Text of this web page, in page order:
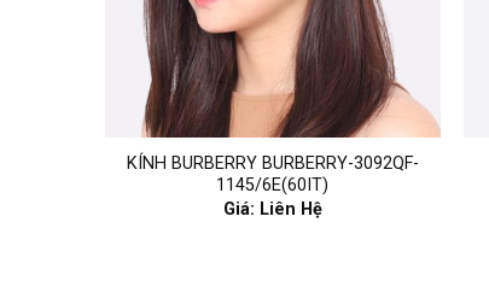
KÍNH BURBERRY BURBERRY-3092QF-
1145/6E(60IT)
Giá: Liên Hệ